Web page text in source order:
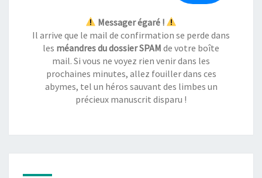
Messager égaré !
Il arrive que le mail de confirmation se perde dans
les méandres du dossier SPAM de votre boîte
mail. Si vous ne voyez rien venir dans les
prochaines minutes, allez fouiller dans ces
abymes, tel un héros sauvant des limbes un
précieux manuscrit disparu !